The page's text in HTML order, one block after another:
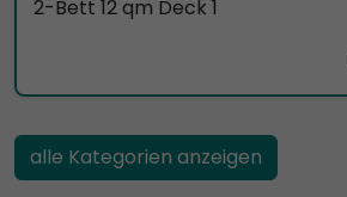
2-Bett 12 qm Deck 1
alle Kategorien anzeigen